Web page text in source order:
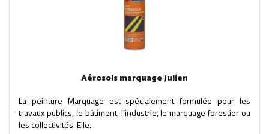
Aérosols marquage Julien
La peinture Marquage est spécialement formulée pour les
travaux publics, le bâtiment, l’industrie, le marquage forestier ou
les collectivités. Elle...